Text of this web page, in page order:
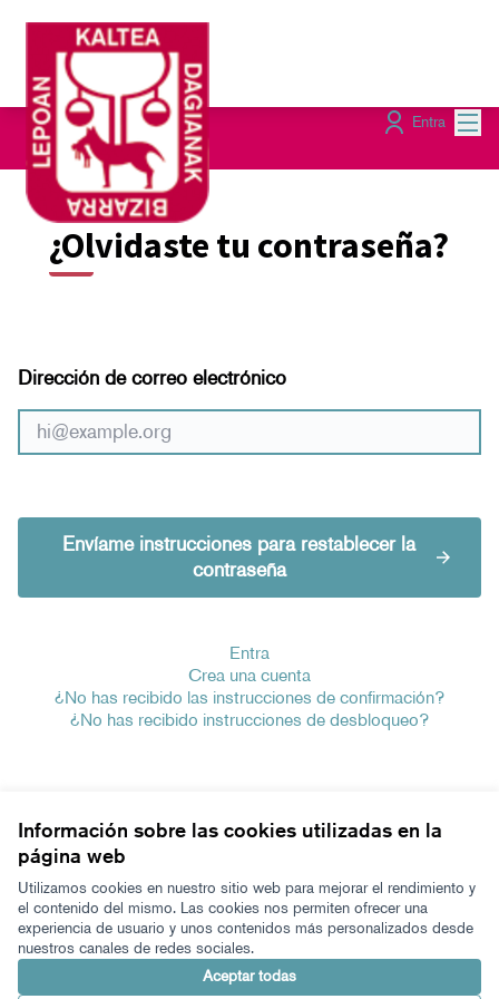
Información sobre las cookies utilizadas en la
página web
Utilizamos cookies en nuestro sitio web para mejorar el rendimiento y
el contenido del mismo. Las cookies nos permiten ofrecer una
experiencia de usuario y unos contenidos más personalizados desde
nuestros canales de redes sociales.
Aceptar todas
Entra
¿Olvidaste tu contraseña?
Dirección de correo electrónico
Envíame instrucciones para restablecer la
contraseña
Entra
Crea una cuenta
¿No has recibido las instrucciones de confirmación?
¿No has recibido instrucciones de desbloqueo?
Términos y condiciones de uso
Configuración de cookies
Zeugaz en X
(Enlace externo)
Zeugaz en Facebook
(Enlace externo)
Zeugaz en Instagram
(Enlace externo)
Zeugaz en YouTube
(Enlace externo)
Zeugaz en GitHub
(Enlace externo)
Castellano
Aukeratu hizkuntzaElegir el idioma